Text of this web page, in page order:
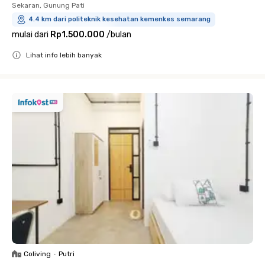
Sekaran, Gunung Pati
4.4 km dari politeknik kesehatan kemenkes semarang
mulai dari Rp1.500.000 /bulan
Lihat info lebih banyak
Coliving • Putri